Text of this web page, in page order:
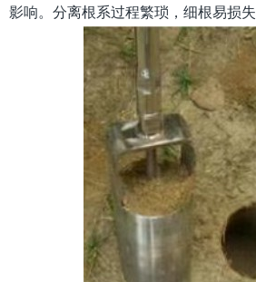
影响。分离根系过程繁琐，细根易损失